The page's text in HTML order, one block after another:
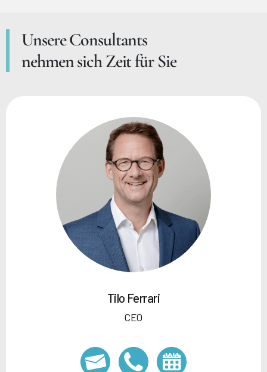
Unsere Consultants
nehmen sich Zeit für Sie
Tilo Ferrari
CEO